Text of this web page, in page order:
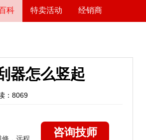
科 特卖活动 经销商
器怎么竖起
：8069
咨询技师